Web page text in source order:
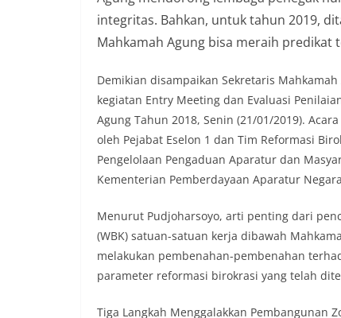
integritas. Bahkan, untuk tahun 2019,
Mahkamah Agung bisa meraih predikat
Demikian disampaikan Sekretaris
kegiatan Entry Meeting dan Evaluasi
Agung Tahun 2018, Senin (21/01/2019).
oleh Pejabat Eselon 1 dan Tim Reformasi
Pengelolaan Pengaduan Aparatur dan
Kementerian Pemberdayaan Aparatur
Menurut Pudjoharsoyo, arti penting dari
(WBK) satuan-satuan kerja dibawah
melakukan pembenahan-pembenahan
parameter reformasi birokrasi yang telah
Tiga Langkah Menggalakkan Pembangunan